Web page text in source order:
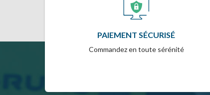
PAIEMENT SÉCURISÉ
Commandez en toute sérénité